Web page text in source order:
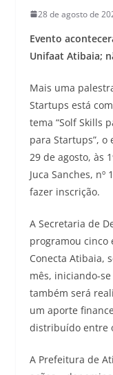
28 de agosto de
Evento
Unifaat Atibaia;
Mais uma
Startups está
tema “Solf Skills
para Startups”,
29 de agosto, às
Juca Sanches, nº
fazer inscrição.
A Secretaria de
programou cinco
Conecta Atibaia,
mês, iniciando-
também será
um aporte
distribuído entre
A Prefeitura de